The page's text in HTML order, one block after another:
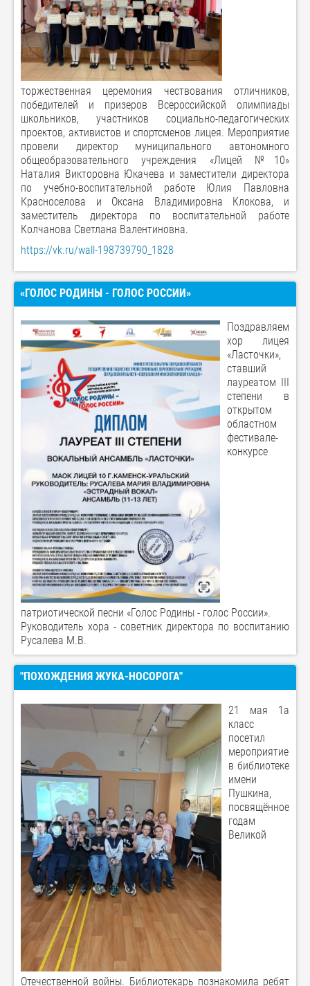
торжественная церемония чествования отличников,
победителей и призеров Всероссийской олимпиады
школьников, участников социально-педагогических
проектов, активистов и спортсменов лицея. Мероприятие
провели директор муниципального автономного
общеобразовательного учреждения «Лицей №10»
Наталия Викторовна Юкачева и заместители директора
по учебно-воспитательной работе Юлия Павловна
Красноселова и Оксана Владимировна Клокова, и
заместитель директора по воспитательной работе
Колчанова Светлана Валентиновна.
https://vk.ru/wall-198739790_1828
«ГОЛОС РОДИНЫ - ГОЛОС РОССИИ»
Поздравляем
хор лицея
«Ласточки»,
ставший
лауреатом III
степени в
открытом
областном
фестивале-
конкурсе
патриотической песни «Голос Родины - голос России».
Руководитель хора - советник директора по воспитанию
Русалева М.В.
"ПОХОЖДЕНИЯ ЖУКА-НОСОРОГА"
21 мая 1а
класс
посетил
мероприятие
в библиотеке
имени
Пушкина,
посвящённое
годам
Великой
Отечественной войны. Библиотекарь познакомила ребят